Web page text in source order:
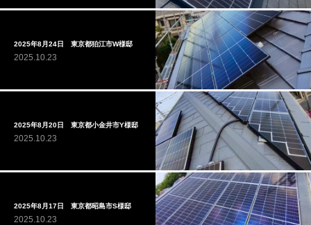
2025年8月24日 東京都狛江市W様邸
2025.10.23
2025年8月20日 東京都小金井市Y様邸
2025.10.23
2025年8月17日 東京都昭島市S様邸
2025.10.23